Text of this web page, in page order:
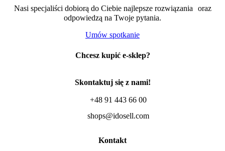
Nasi specjaliści dobiorą do Ciebie najlepsze rozwiązania oraz
odpowiedzą na Twoje pytania.
Umów spotkanie
Chcesz kupić e-sklep?
Skontaktuj się z nami!
+48 91 443 66 00
shops@idosell.com
Kontakt